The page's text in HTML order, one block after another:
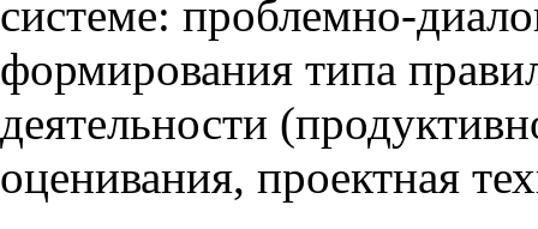
системе: проблемно-
формирования типа
деятельности
оценивания, проектная